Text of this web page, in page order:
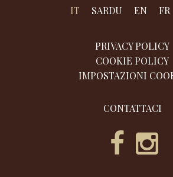
IT SARDU EN FR
PRIVACY POLICY
COOKIE POLICY
IMPOSTAZIONI
CONTATTACI